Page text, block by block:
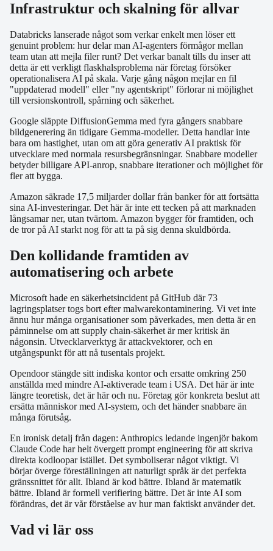
Infrastruktur och skalning för allvar
Databricks lanserade något som verkar enkelt men löser ett
genuint problem: hur delar man AI-agenters förmågor mellan
team utan att mejla filer runt? Det verkar banalt tills du inser att
detta är ett verkligt flaskhalsproblema när företag försöker
operationalisera AI på skala. Varje gång någon mejlar en fil
"uppdaterad modell" eller "ny agentskript" förlorar ni möjlighet
till versionskontroll, spårning och säkerhet.
Google släppte DiffusionGemma med fyra gångers snabbare
bildgenerering än tidigare Gemma-modeller. Detta handlar inte
bara om hastighet, utan om att göra generativ AI praktisk för
utvecklare med normala resursbegränsningar. Snabbare modeller
betyder billigare API-anrop, snabbare iterationer och möjlighet för
fler att bygga.
Amazon säkrade 17,5 miljarder dollar från banker för att fortsätta
sina AI-investeringar. Det här är inte ett tecken på att marknaden
långsamar ner, utan tvärtom. Amazon bygger för framtiden, och
de tror på AI starkt nog för att ta på sig denna skuldbörda.
Den kollidande framtiden av
automatisering och arbete
Microsoft hade en säkerhetsincident på GitHub där 73
lagringsplatser togs bort efter malwarekontaminering. Vi vet inte
ännu hur många organisationer som påverkades, men detta är en
påminnelse om att supply chain-säkerhet är mer kritisk än
någonsin. Utvecklarverktyg är attackvektorer, och en
utgångspunkt för att nå tusentals projekt.
Opendoor stängde sitt indiska kontor och ersatte omkring 250
anställda med mindre AI-aktiverade team i USA. Det här är inte
längre teoretisk, det är här och nu. Företag gör konkreta beslut att
ersätta människor med AI-system, och det händer snabbare än
många förutsåg.
En ironisk detalj från dagen: Anthropics ledande ingenjör bakom
Claude Code har helt övergett prompt engineering för att skriva
direkta kodloopar istället. Det symboliserar något viktigt. Vi
börjar överge föreställningen att naturligt språk är det perfekta
gränssnittet för allt. Ibland är kod bättre. Ibland är matematik
bättre. Ibland är formell verifiering bättre. Det är inte AI som
förändras, det är vår förståelse av hur man faktiskt använder det.
Vad vi lär oss